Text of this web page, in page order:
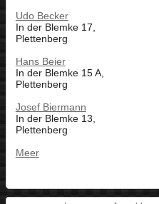
Udo Becker
In der Blemke 17,
Plettenberg
Hans Beier
In der Blemke 15 A,
Plettenberg
Josef Biermann
In der Blemke 13,
Plettenberg
Meer